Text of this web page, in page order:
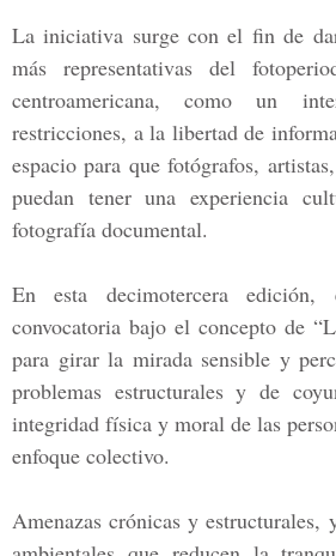
La iniciativa surge con el fin de
más representativas del
centroamericana, como un
restricciones, a la libertad de
espacio para que fotógrafos,
puedan tener una experiencia
fotografía documental.
En esta decimotercera edición,
convocatoria bajo el concepto de
para girar la mirada sensible y
problemas estructurales y de
integridad física y moral de las
enfoque colectivo.
Amenazas crónicas y